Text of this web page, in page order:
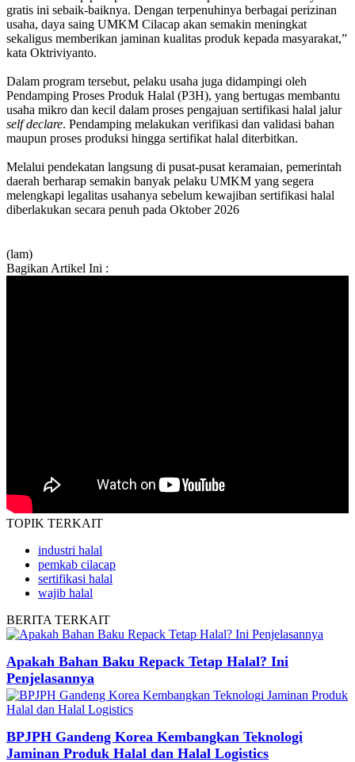
gratis ini sebaik-baiknya. Dengan terpenuhinya berbagai perizinan
usaha, daya saing UMKM Cilacap akan semakin meningkat
sekaligus memberikan jaminan kualitas produk kepada masyarakat,”
kata Oktriviyanto.
Dalam program tersebut, pelaku usaha juga didampingi oleh
Pendamping Proses Produk Halal (P3H), yang bertugas membantu
usaha mikro dan kecil dalam proses pengajuan sertifikasi halal jalur
self declare. Pendamping melakukan verifikasi dan validasi bahan
maupun proses produksi hingga sertifikat halal diterbitkan.
Melalui pendekatan langsung di pusat-pusat keramaian, pemerintah
daerah berharap semakin banyak pelaku UMKM yang segera
melengkapi legalitas usahanya sebelum kewajiban sertifikasi halal
diberlakukan secara penuh pada Oktober 2026
(lam)
Bagikan Artikel Ini :
TOPIK TERKAIT
industri halal
pemkab cilacap
sertifikasi halal
wajib halal
BERITA TERKAIT
Apakah Bahan Baku Repack Tetap Halal? Ini
Penjelasannya
BPJPH Gandeng Korea Kembangkan Teknologi
Jaminan Produk Halal dan Halal Logistics